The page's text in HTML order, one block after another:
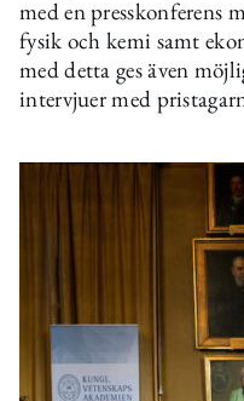
med en presskonferens
fysik och kemi samt
med detta ges även
intervjuer med